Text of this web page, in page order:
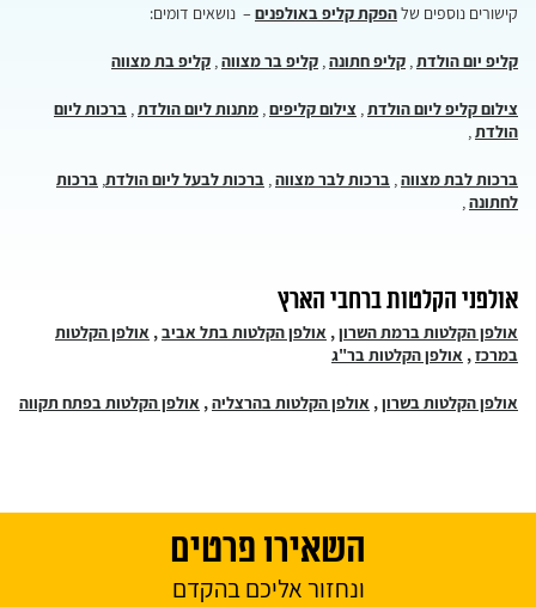
קישורים נוספים שלהפקת קליפ באולפנים– נושאים דומים:
קליפ יום הולדת קליפ חתונה קליפ בר מצווה קליפ בת מצווה
צילום קליפ ליום הולדת צילום קליפים מתנות ליום הולדת ברכות ליום
הולדת
ברכות לבת מצווה ברכות לבר מצווה ברכות לבעל ליום הולדת ברכות
לחתונה
אולפני הקלטות ברחבי הארץ
אולפן הקלטות ברמת השרון, אולפן הקלטות בתל אביב, אולפן הקלטות
במרכז, אולפן הקלטות בר"ג
אולפן הקלטות בשרון, אולפן הקלטות בהרצליה, אולפן הקלטות בפתח תקווה
השאירו פרטים
ונחזור אליכם בהקדם